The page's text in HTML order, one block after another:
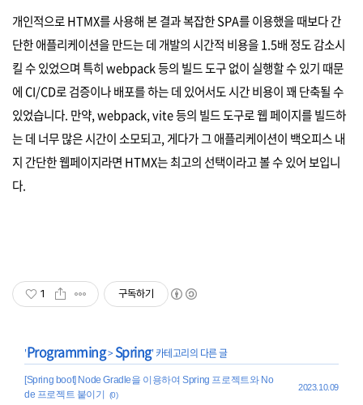
개인적으로 HTMX를 사용해 본 결과 복잡한 SPA를 이용했을 때보다 간
단한 애플리케이션을 만드는 데 개발의 시간적 비용을 1.5배 정도 감소시
킬 수 있었으며 특히 webpack 등의 빌드 도구 없이 실행할 수 있기 때문
에 CI/CD로 검증이나 배포를 하는 데 있어서도 시간 비용이 꽤 단축될 수
있었습니다. 만약, webpack, vite 등의 빌드 도구로 웹 페이지를 빌드하
는 데 너무 많은 시간이 소모되고, 게다가 그 애플리케이션이 백오피스 내
지 간단한 웹페이지라면 HTMX는 최고의 선택이라고 볼 수 있어 보입니
다.
1 구독하기
'Programming>Spring' 카테고리의 다른 글
[Spring boot] Node Gradle을 이용하여 Spring 프로젝트와 No
de 프로젝트 붙이기
(0)
2023.10.09